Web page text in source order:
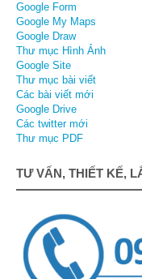
Google Form
Google My Maps
Google Draw
Thư mục Hình Ảnh
Google Site
Thư mục bài viết
Các bài viết mới
Google Drive
Các twitter mới
Thư mục PDF
TƯ VẤN, THIẾT KẾ,